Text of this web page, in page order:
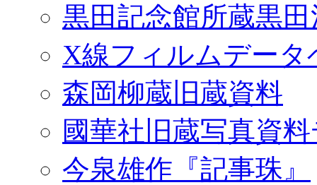
黒田記念館所蔵黒
X線フィルムデータ
森岡柳蔵旧蔵資料
國華社旧蔵写真資
今泉雄作『記事珠』